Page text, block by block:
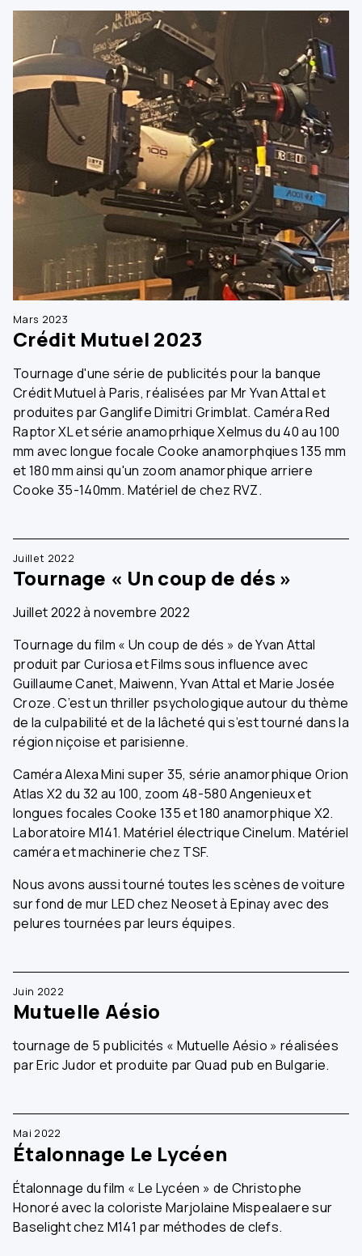
Mars 2023
Crédit Mutuel 2023
Tournage d'une série de publicités pour la banque
Crédit Mutuel à Paris, réalisées par Mr Yvan Attal et
produites par Ganglife Dimitri Grimblat. Caméra Red
Raptor XL et série anamoprhique Xelmus du 40 au 100
mm avec longue focale Cooke anamorphqiues 135 mm
et 180 mm ainsi qu'un zoom anamorphique arriere
Cooke 35-140mm. Matériel de chez RVZ.
Juillet 2022
Tournage « Un coup de dés »
Juillet 2022 à novembre 2022
Tournage du film « Un coup de dés » de Yvan Attal
produit par Curiosa et Films sous influence avec
Guillaume Canet, Maiwenn, Yvan Attal et Marie Josée
Croze. C’est un thriller psychologique autour du thème
de la culpabilité et de la lâcheté qui s’est tourné dans la
région niçoise et parisienne.
Caméra Alexa Mini super 35, série anamorphique Orion
Atlas X2 du 32 au 100, zoom 48-580 Angenieux et
longues focales Cooke 135 et 180 anamorphique X2.
Laboratoire M141. Matériel électrique Cinelum. Matériel
caméra et machinerie chez TSF.
Nous avons aussi tourné toutes les scènes de voiture
sur fond de mur LED chez Neoset à Epinay avec des
pelures tournées par leurs équipes.
Juin 2022
Mutuelle Aésio
tournage de 5 publicités « Mutuelle Aésio » réalisées
par Eric Judor et produite par Quad pub en Bulgarie.
Mai 2022
Étalonnage Le Lycéen
Étalonnage du film « Le Lycéen » de Christophe
Honoré avec la coloriste Marjolaine Mispealaere sur
Baselight chez M141 par méthodes de clefs.